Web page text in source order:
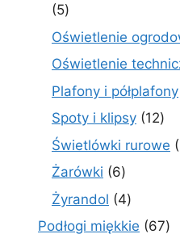
55
produktów
Oświetlenie
Oświetlenie
Plafony i półplafony
Spoty i klipsy 1212
Świetlówki rurowe
Żarówki 66
Żyrandol 44
produkty
Podłogi miękkie 6767